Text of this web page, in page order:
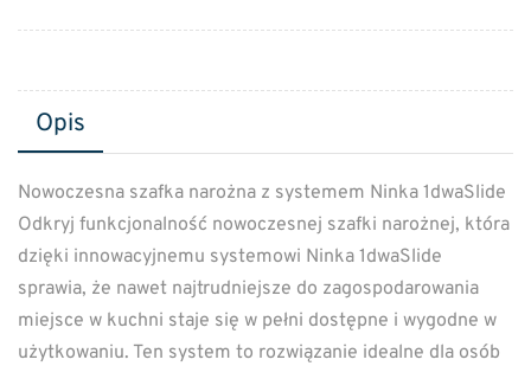
Opis
Nowoczesna szafka narożna z systemem Ninka 1dwaSlide
Odkryj funkcjonalność nowoczesnej szafki narożnej, która
dzięki innowacyjnemu systemowi Ninka 1dwaSlide
sprawia, że nawet najtrudniejsze do zagospodarowania
miejsce w kuchni staje się w pełni dostępne i wygodne w
użytkowaniu. Ten system to rozwiązanie idealne dla osób